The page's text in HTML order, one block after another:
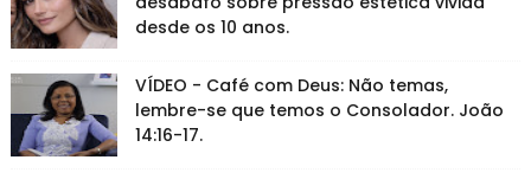
desde os 10 anos.
VÍDEO - Café com Deus: Não temas,
lembre-se que temos o Consolador. João
14:16-17.